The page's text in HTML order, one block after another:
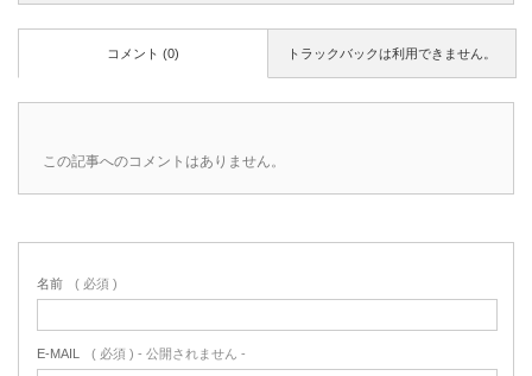
トラックバックは利用できません。
コメント (0)
この記事へのコメントはありません。
名前 ( 必須 )
E-MAIL ( 必須 ) - 公開されません -